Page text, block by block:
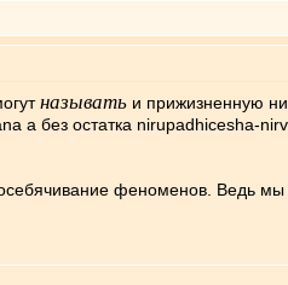
называть и прижизненную
а без остатка nirupadhicesha-
феноменов. Ведь мы